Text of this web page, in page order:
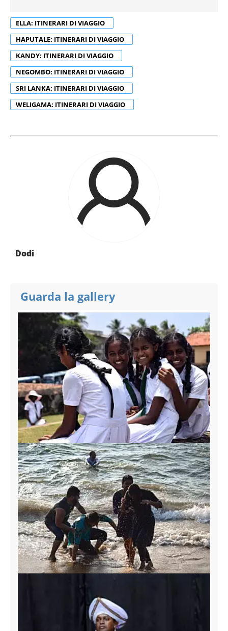
ELLA: ITINERARI DI VIAGGIO
HAPUTALE: ITINERARI DI VIAGGIO
KANDY: ITINERARI DI VIAGGIO
NEGOMBO: ITINERARI DI VIAGGIO
SRI LANKA: ITINERARI DI VIAGGIO
WELIGAMA: ITINERARI DI VIAGGIO
Dodi
Guarda la gallery